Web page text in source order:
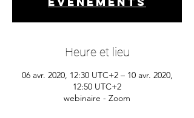
Heure et lieu
06 avr. 2020, 12:30 UTC+2 – 10 avr. 2020,
12:50 UTC+2
webinaire - Zoom